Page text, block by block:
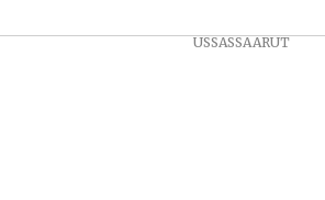
USSASSAARUT